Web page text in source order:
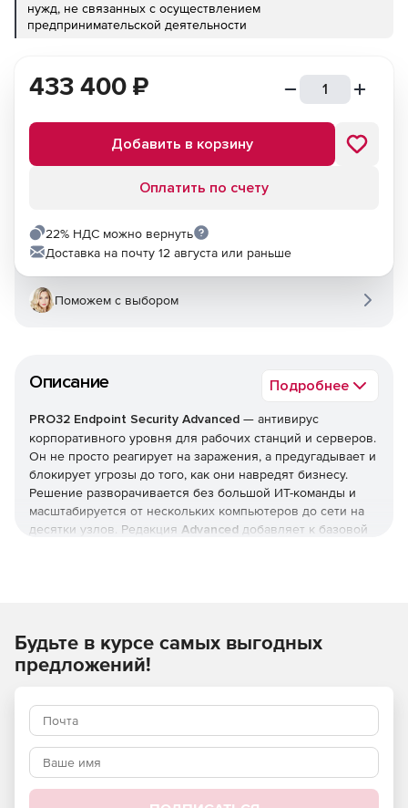
нужд, не связанных с осуществлением
предпринимательской деятельности
Описание Подробнее
PRO32 Endpoint Security Advanced — антивирус
корпоративного уровня для рабочих станций и серверов.
Он не просто реагирует на заражения, а предугадывает и
блокирует угрозы до того, как они навредят бизнесу.
Решение разворачивается без большой ИТ-команды и
масштабируется от нескольких компьютеров до сети на
десятки узлов. Редакция Advanced добавляет к базовой
Как устроена защита
В основе — многоуровневая модель: антивирус,
вымогателей, фильтрация почты и интернет-трафика.
Отмеченные наградами технологии упреждающего
обнаружения дополняются поведенческим
(эвристическим) анализом, который выявляет
неизвестные вредоносные программы и эксплойты
433 400 ₽
Добавить в корзину
Оплатить по счету
22% НДС можно вернуть
Доставка на почту 12 августа или раньше
Поможем с выбором
Будьте в курсе самых выгодных
предложений!